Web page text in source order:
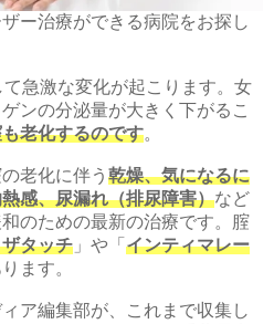
ー治療ができる病院をお探し
急激な変化が起こります。女
ンの分泌量が大きく下がるこ
老化するのです。
老化に伴う 乾燥、気になるに
感、尿漏れ（排尿障害）など
のための最新の治療です。腟
タッチ 」や「 インティマレー
ます。
ア編集部が、これまで収集し